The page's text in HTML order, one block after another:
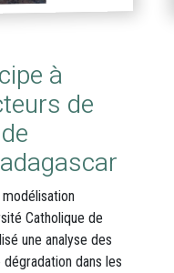
à
de
Catholique de
une analyse des
dans les